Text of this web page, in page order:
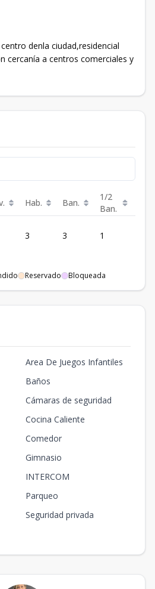
denla ciudad,residencial
cercanía a centros comerciales y
Hab. Ban.
1/2
Ban.
3 3 1
Reservado Bloqueada
Area De Juegos Infantiles
Baños
Cámaras de seguridad
Cocina Caliente
Comedor
Gimnasio
INTERCOM
Parqueo
Seguridad privada